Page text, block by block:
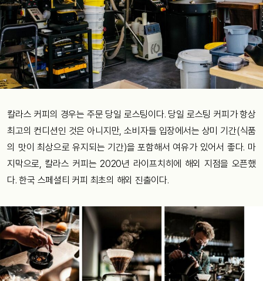
칼라스 커피의 경우는 주문 당일 로스팅이다. 당일 로스팅 커피가 항상
최고의 컨디션인 것은 아니지만, 소비자들 입장에서는 상미 기간(식품
의 맛이 최상으로 유지되는 기간)을 포함해서 여유가 있어서 좋다. 마
지막으로, 칼라스 커피는 2020년 라이프치히에 해외 지점을 오픈했
다. 한국 스페셜티 커피 최초의 해외 진출이다.